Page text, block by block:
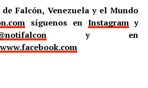
Falcón, Venezuela y el Mundo
síguenos en Instagramy
y en